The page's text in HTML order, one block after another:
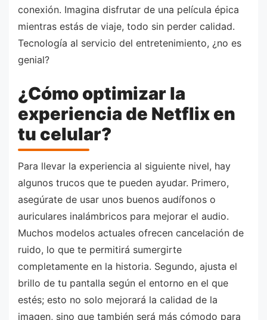
conexión. Imagina disfrutar de una película épica
mientras estás de viaje, todo sin perder calidad.
Tecnología al servicio del entretenimiento, ¿no es
genial?
¿Cómo optimizar la
experiencia de Netflix en
tu celular?
Para llevar la experiencia al siguiente nivel, hay
algunos trucos que te pueden ayudar. Primero,
asegúrate de usar unos buenos audífonos o
auriculares inalámbricos para mejorar el audio.
Muchos modelos actuales ofrecen cancelación de
ruido, lo que te permitirá sumergirte
completamente en la historia. Segundo, ajusta el
brillo de tu pantalla según el entorno en el que
estés; esto no solo mejorará la calidad de la
imagen, sino que también será más cómodo para